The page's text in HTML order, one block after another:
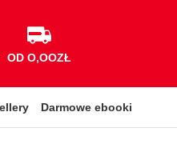
OD O,OOZŁ
Darmowe ebooki